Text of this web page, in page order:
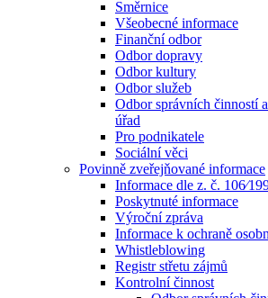
Směrnice
Všeobecné informace
Finanční odbor
Odbor dopravy
Odbor kultury
Odbor služeb
Odbor správních činností
úřad
Pro podnikatele
Sociální věci
Povinně zveřejňované informace
Informace dle z. č.
Poskytnuté informace
Výroční zpráva
Informace k ochraně
Whistleblowing
Registr střetu zájmů
Kontrolní činnost